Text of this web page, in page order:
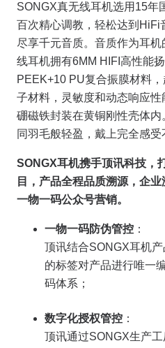
SONGX真无线耳机选用15年
百次精心调教，轻松达到HiFi
尽享千元音质。音质作为耳
线耳机拥有6MM HIFI高性能
PEEK+10 PU复合振膜材料
子材料，灵敏度和动态响应
硼磁铁封装在黄铜刚性壳体
同羽毛般轻盈，戴上完全感受
SONGX耳机携手顶讯科技，
目，产品全程品质溯源，企
一物一码公众号营销。
一物一码防伪管控 ：
顶讯结合SONGX耳机
的标签对产品进行唯一
码体系；
数字化授权管控 ：
顶讯通过SONGX生产